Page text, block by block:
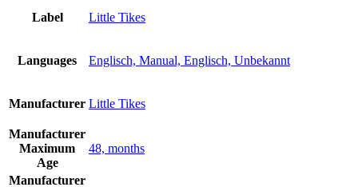
Label Little Tikes
Languages Englisch, Manual, Englisch, Unbekannt
Manufacturer Little Tikes
Manufacturer
Maximum
Age
48, months
Manufacturer